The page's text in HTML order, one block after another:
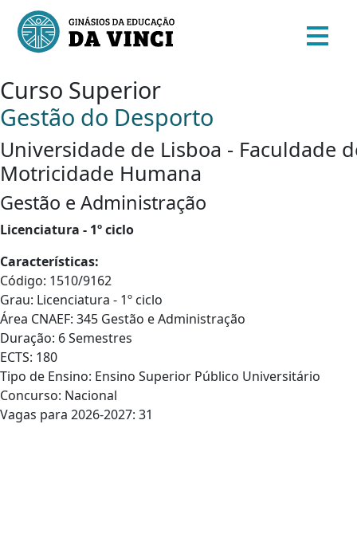
Curso Superior
Gestão do Desporto
Universidade de Lisboa - Faculdade
Motricidade Humana
Gestão e Administração
Licenciatura - 1º ciclo
Características:
Código: 1510/9162
Grau: Licenciatura - 1º ciclo
Área CNAEF: 345 Gestão e Administração
Duração: 6 Semestres
ECTS: 180
Tipo de Ensino: Ensino Superior Público Universitário
Concurso: Nacional
Vagas para 2026-2027: 31